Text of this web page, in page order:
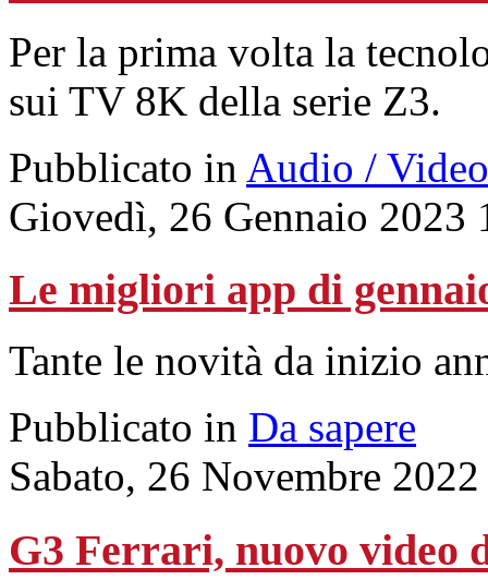
Per la prima volta la
sui TV 8K della serie Z3.
Pubblicato in Audio / Video
Giovedì, 26 Gennaio 2023
Le migliori app di
Tante le novità da inizio
Pubblicato in Da sapere
Sabato, 26 Novembre
G3 Ferrari, nuovo video